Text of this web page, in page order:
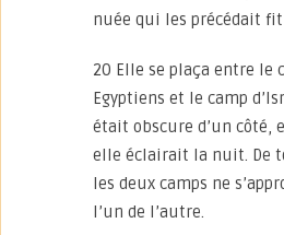
nuée qui les précédait fit
20 Elle se plaça entre le
Egyptiens et le camp
était obscure d’un côté,
elle éclairait la nuit. De
les deux camps ne
l’un de l’autre.